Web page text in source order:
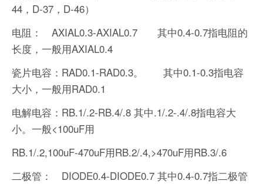
44，D-37，D-46）
电阻： AXIAL0.3-AXIAL0.7 其中0.4-0.7指电阻的
长度，一般用AXIAL0.4
瓷片电容：RAD0.1-RAD0.3。 其中0.1-0.3指电容
大小，一般用RAD0.1
电解电容：RB.1/.2-RB.4/.8 其中.1/.2-.4/.8指电容大
小。一般<100uF用
RB.1/.2,100uF-470uF用RB.2/.4,>470uF用RB.3/.6
二极管： DIODE0.4-DIODE0.7 其中0.4-0.7指二极管